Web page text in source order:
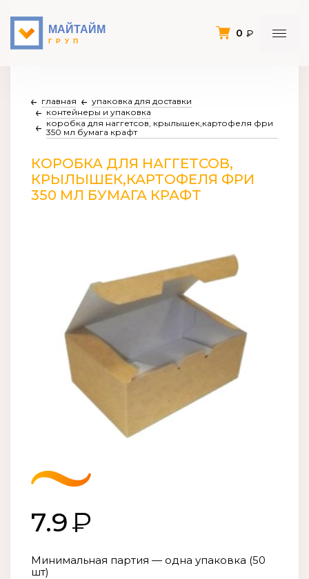
0
главная
упаковка для доставки
контейнеры и упаковка
коробка для наггетсов, крылышек,картофеля фри
350 мл бумага крафт
КОРОБКА ДЛЯ НАГГЕТСОВ,
КРЫЛЫШЕК,КАРТОФЕЛЯ ФРИ
350 МЛ БУМАГА КРАФТ
7.9
Минимальная партия — одна упаковка (50
шт)